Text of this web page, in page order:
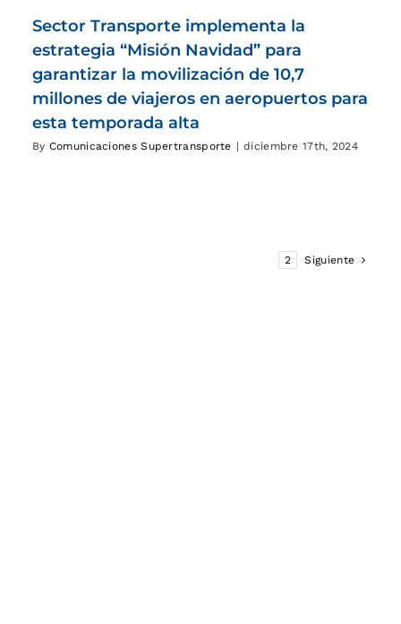
Sector Transporte implementa la
estrategia “Misión Navidad” para
garantizar la movilización de 10,7
millones de viajeros en aeropuertos para
esta temporada alta
By Comunicaciones Supertransporte | diciembre 17th, 2024
2 Siguiente